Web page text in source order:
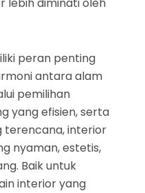
peran penting
antara alam
pemilihan
yang efisien, serta
terencana, interior
nyaman, estetis,
Baik untuk
interior yang